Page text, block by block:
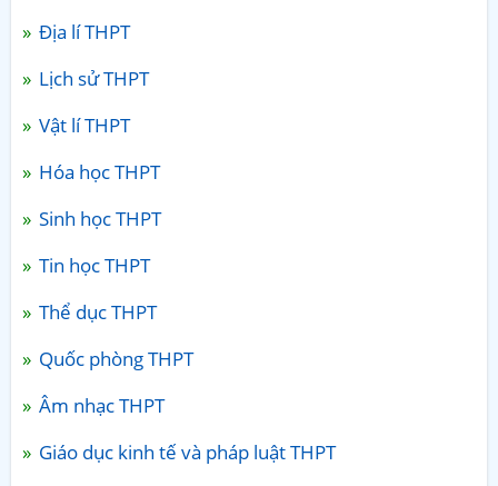
Địa lí THPT
Lịch sử THPT
Vật lí THPT
Hóa học THPT
Sinh học THPT
Tin học THPT
Thể dục THPT
Quốc phòng THPT
Âm nhạc THPT
Giáo dục kinh tế và pháp luật THPT